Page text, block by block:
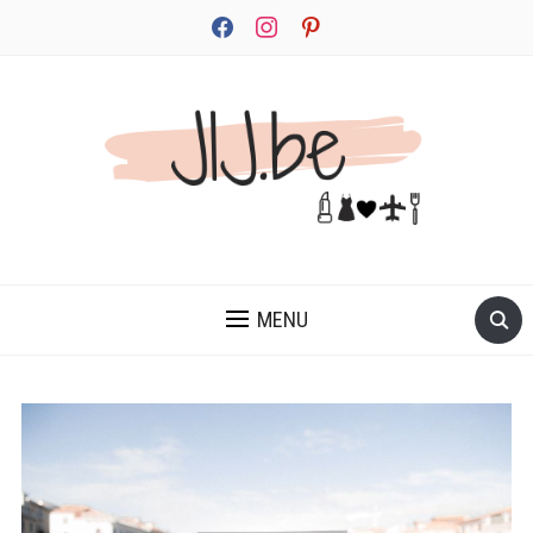
facebookinstagrampinterest
MENU